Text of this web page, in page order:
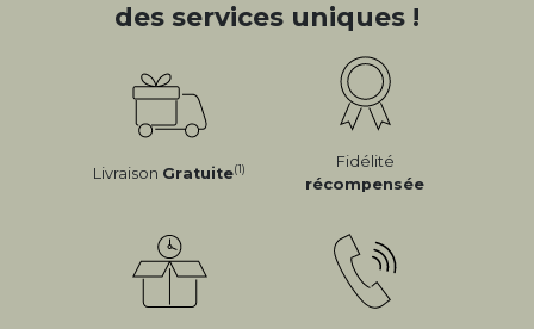
des services uniques !
Livraison Gratuite(1)
Fidélité
récompensée